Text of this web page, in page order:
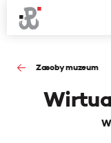
Zasoby muzeum